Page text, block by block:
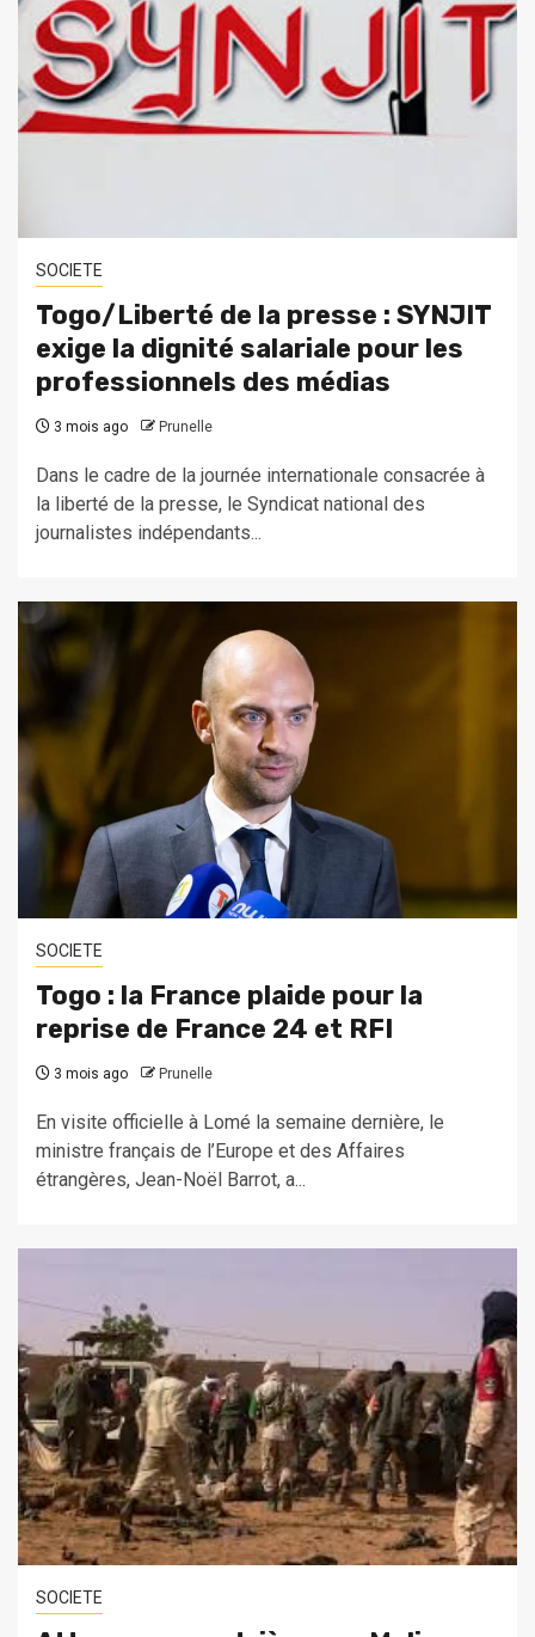
SOCIETE
Togo/Liberté de la presse : SYNJIT
exige la dignité salariale pour les
professionnels des médias
3 mois ago Prunelle
Dans le cadre de la journée internationale consacrée à
la liberté de la presse, le Syndicat national des
journalistes indépendants...
SOCIETE
Togo : la France plaide pour la
reprise de France 24 et RFI
3 mois ago Prunelle
En visite officielle à Lomé la semaine dernière, le
ministre français de l’Europe et des Affaires
étrangères, Jean-Noël Barrot, a...
SOCIETE